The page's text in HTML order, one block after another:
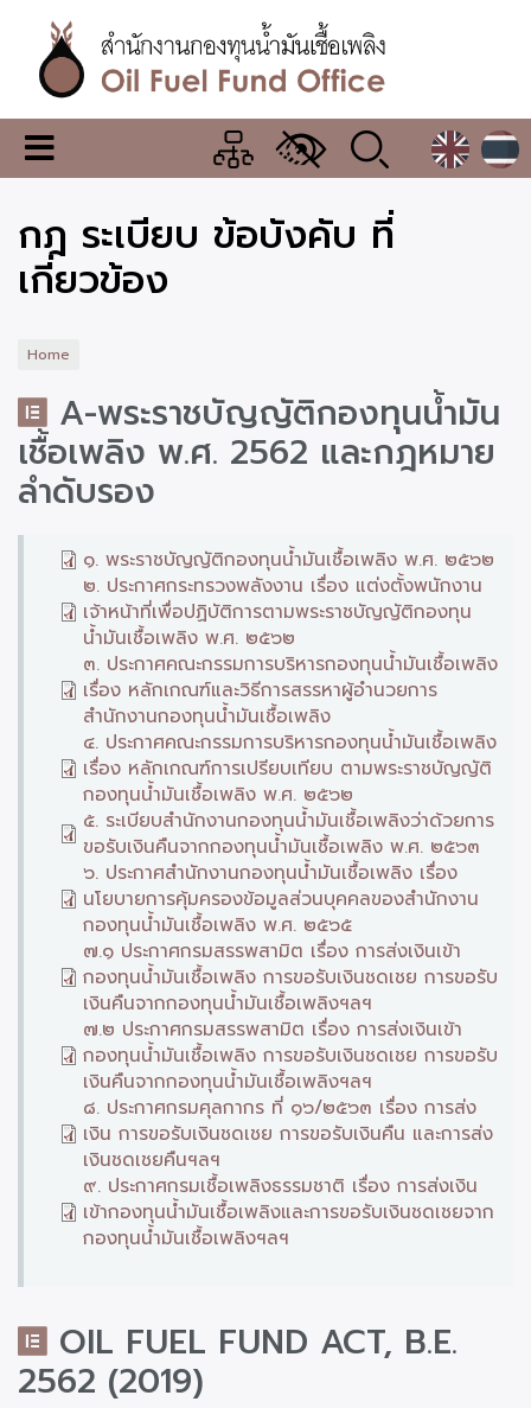
content
สำนักงาน
กองทุน
น้ำมัน
เชื้อ
เมนู
เปลี่ยน
แสดง
ผล
กฎ ระเบียบ ข้อบังคับ ที่
เกี่ยวข้อง
Home
A-พระราชบัญญัติกองทุนน้ำมัน
เชื้อเพลิง พ.ศ. 2562 และกฎหมาย
ลำดับรอง
๑. พระราชบัญญัติกองทุนน้ำมันเชื้อเพลิง พ.ศ. ๒๕๖๒
๒. ประกาศกระทรวงพลังงาน เรื่อง แต่งตั้งพนักงาน
เจ้าหน้าที่เพื่อปฏิบัติการตามพระราชบัญญัติกองทุน
น้ำมันเชื้อเพลิง พ.ศ. ๒๕๖๒
๓. ประกาศคณะกรรมการบริหารกองทุนน้ำมันเชื้อเพลิง
เรื่อง หลักเกณฑ์และวิธีการสรรหาผู้อำนวยการ
สำนักงานกองทุนน้ำมันเชื้อเพลิง
๔. ประกาศคณะกรรมการบริหารกองทุนน้ำมันเชื้อเพลิง
เรื่อง หลักเกณฑ์การเปรียบเทียบ ตามพระราชบัญญัติ
กองทุนน้ำมันเชื้อเพลิง พ.ศ. ๒๕๖๒
๕. ระเบียบสำนักงานกองทุนน้ำมันเชื้อเพลิงว่าด้วยการ
ขอรับเงินคืนจากกองทุนน้ำมันเชื้อเพลิง พ.ศ. ๒๕๖๓
๖. ประกาศสำนักงานกองทุนน้ำมันเชื้อเพลิง เรื่อง
นโยบายการคุ้มครองข้อมูลส่วนบุคคลของสำนักงาน
กองทุนน้ำมันเชื้อเพลิง พ.ศ. ๒๕๖๕
๗.๑ ประกาศกรมสรรพสามิต เรื่อง การส่งเงินเข้า
กองทุนน้ำมันเชื้อเพลิง การขอรับเงินชดเชย การขอรับ
เงินคืนจากกองทุนน้ำมันเชื้อเพลิงฯลฯ
๗.๒ ประกาศกรมสรรพสามิต เรื่อง การส่งเงินเข้า
กองทุนน้ำมันเชื้อเพลิง การขอรับเงินชดเชย การขอรับ
เงินคืนจากกองทุนน้ำมันเชื้อเพลิงฯลฯ
๘. ประกาศกรมศุลกากร ที่ ๑๖/๒๕๖๓ เรื่อง การส่ง
เงิน การขอรับเงินชดเชย การขอรับเงินคืน และการส่ง
เงินชดเชยคืนฯลฯ
๙. ประกาศกรมเชื้อเพลิงธรรมชาติ เรื่อง การส่งเงิน
เข้ากองทุนน้ำมันเชื้อเพลิงและการขอรับเงินชดเชยจาก
กองทุนน้ำมันเชื้อเพลิงฯลฯ
OIL FUEL FUND ACT, B.E.
2562 (2019)